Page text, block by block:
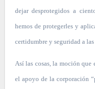
dejar desprotegidos a
hemos de protegerles y
certidumbre y seguridad a
Así las cosas, la moción que
el apoyo de la corporación